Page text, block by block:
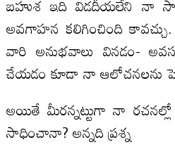
అవగాహన కలిగించింది
వారి అనుభవాలు వినడం-
చేయడం కూడా నా ఆలోచనలను
అయితే మీరన్నట్టుగా నా రచనల్లో
సాధించానా? అన్నది ప్రశ్న